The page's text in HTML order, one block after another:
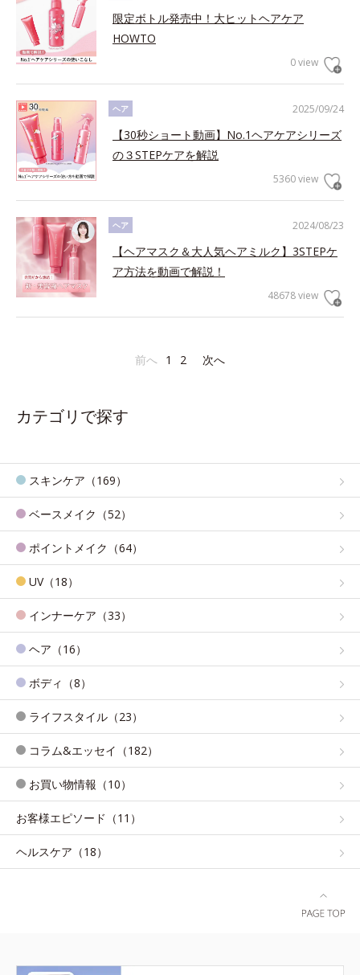
限定ボトル発売中！大ヒットヘアケア
HOWTO
0 view
2025/09/24
ヘア
【30秒ショート動画】No.1ヘアケアシリーズ
の３STEPケアを解説
5360 view
2024/08/23
ヘア
【ヘアマスク＆大人気ヘアミルク】3STEPケ
ア方法を動画で解説！
48678 view
前へ 1 2 次へ
カテゴリで探す
スキンケア（169）
ベースメイク（52）
ポイントメイク（64）
UV（18）
インナーケア（33）
ヘア（16）
ボディ（8）
ライフスタイル（23）
コラム&エッセイ（182）
お買い物情報（10）
お客様エピソード（11）
ヘルスケア（18）